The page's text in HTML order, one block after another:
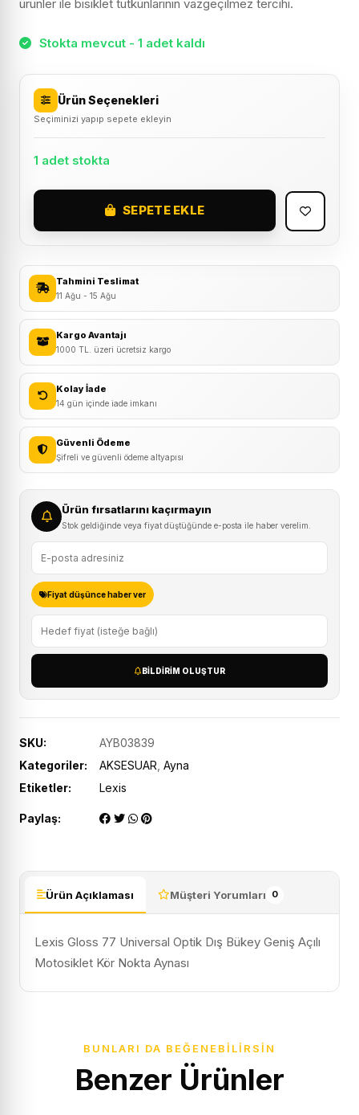
ürünler ile bisiklet tutkunlarının vazgeçilmez tercihi.
Stokta mevcut - 1 adet kaldı
Ürün Seçenekleri
Seçiminizi yapıp sepete ekleyin
1 adet stokta
Universal
Optik
Dış
Bükey
Geniş
Açılı
Motosiklet
Kör
Nokta
Aynası
adet
SEPETE EKLE
Tahmini Teslimat
11 Ağu - 15 Ağu
Kargo Avantajı
1000 TL. üzeri ücretsiz kargo
Kolay İade
14 gün içinde iade imkanı
Güvenli Ödeme
Şifreli ve güvenli ödeme altyapısı
Ürün fırsatlarını kaçırmayın
Stok geldiğinde veya fiyat düştüğünde e-posta ile haber verelim.
Fiyat düşünce haber ver
BILDIRIM OLUŞTUR
SKU:
AYB03839
Kategoriler:
AKSESUAR Ayna
Etiketler:
Lexis
Paylaş:
Ürün Açıklaması Müşteri Yorumları 0
Lexis Gloss 77 Universal Optik Dış Bükey Geniş Açılı
Motosiklet Kör Nokta Aynası
BUNLARI DA BEĞENEBILIRSIN
Benzer Ürünler